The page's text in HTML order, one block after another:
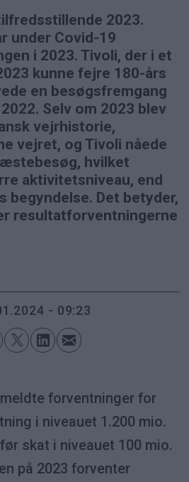
2023.
under Covid-19
i 2023. Tivoli, der i et
kunne fejre 180-års
en besøgsfremgang
Selv om 2023 blev
vejrhistorie,
vejret, og Tivoli nåede
hvilket
aktivitetsniveau, end
begyndelse. Det betyder,
resultatforventningerne
- 09:23
forventninger for
i niveauet 1.200 mio.
skat i niveauet 100 mio.
på 2023 forventer